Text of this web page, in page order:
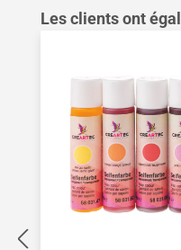
Ignorer la galerie de
Les clients ont